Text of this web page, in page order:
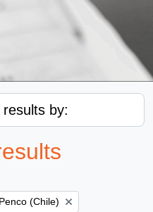
by:
Remove filter:
Penco (Chile)